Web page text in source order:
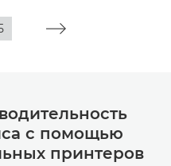
с помощью
принтеров